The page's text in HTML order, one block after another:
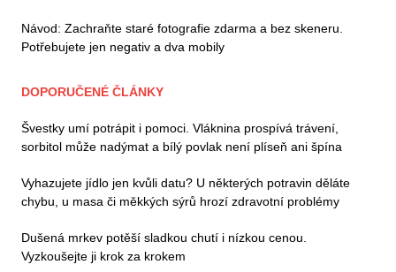
Návod: Zachraňte staré fotografie zdarma a bez skeneru.
Potřebujete jen negativ a dva mobily
DOPORUČENÉ ČLÁNKY
Švestky umí potrápit i pomoci. Vláknina prospívá trávení,
sorbitol může nadýmat a bílý povlak není plíseň ani špína
Vyhazujete jídlo jen kvůli datu? U některých potravin děláte
chybu, u masa či měkkých sýrů hrozí zdravotní problémy
Dušená mrkev potěší sladkou chutí i nízkou cenou.
Vyzkoušejte ji krok za krokem